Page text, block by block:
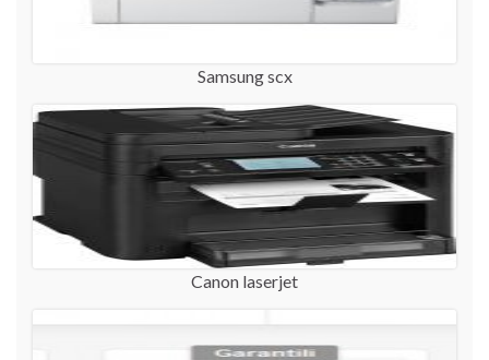
Samsung scx
Canon laserjet